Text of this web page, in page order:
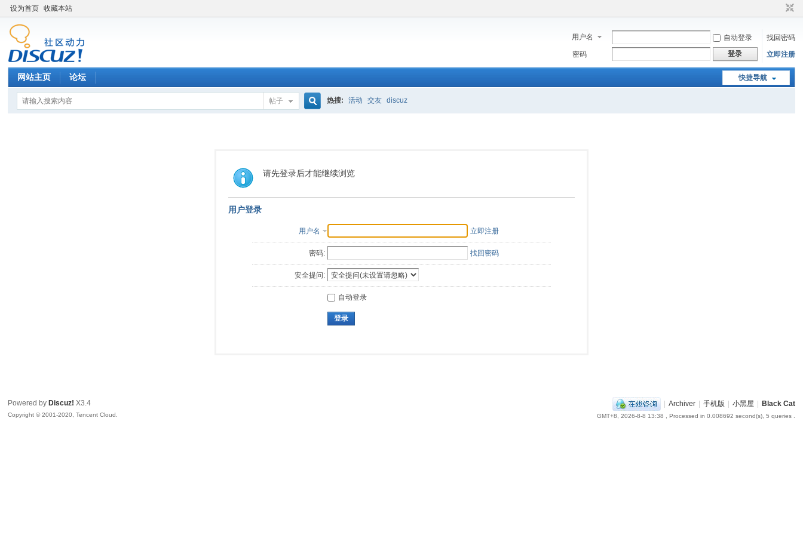
设为首页 收藏本站
用户名 自动登录
找回密码
密码
登录 立即注册
快捷导航
网站主页 论坛
帖子
索
热搜: 活动 交友 discuz
请先登录后才能继续浏览
用户登录
用户名 立即注册
密码: 找回密码
安全提问:
自动登录
登录
| Archiver | 手机版 | 小黑屋 | Black Cat
GMT+8, 2026-8-8 13:38 , Processed in 0.008692 second(s), 5 queries .
Powered by Discuz! X3.4
Copyright © 2001-2020, Tencent Cloud.